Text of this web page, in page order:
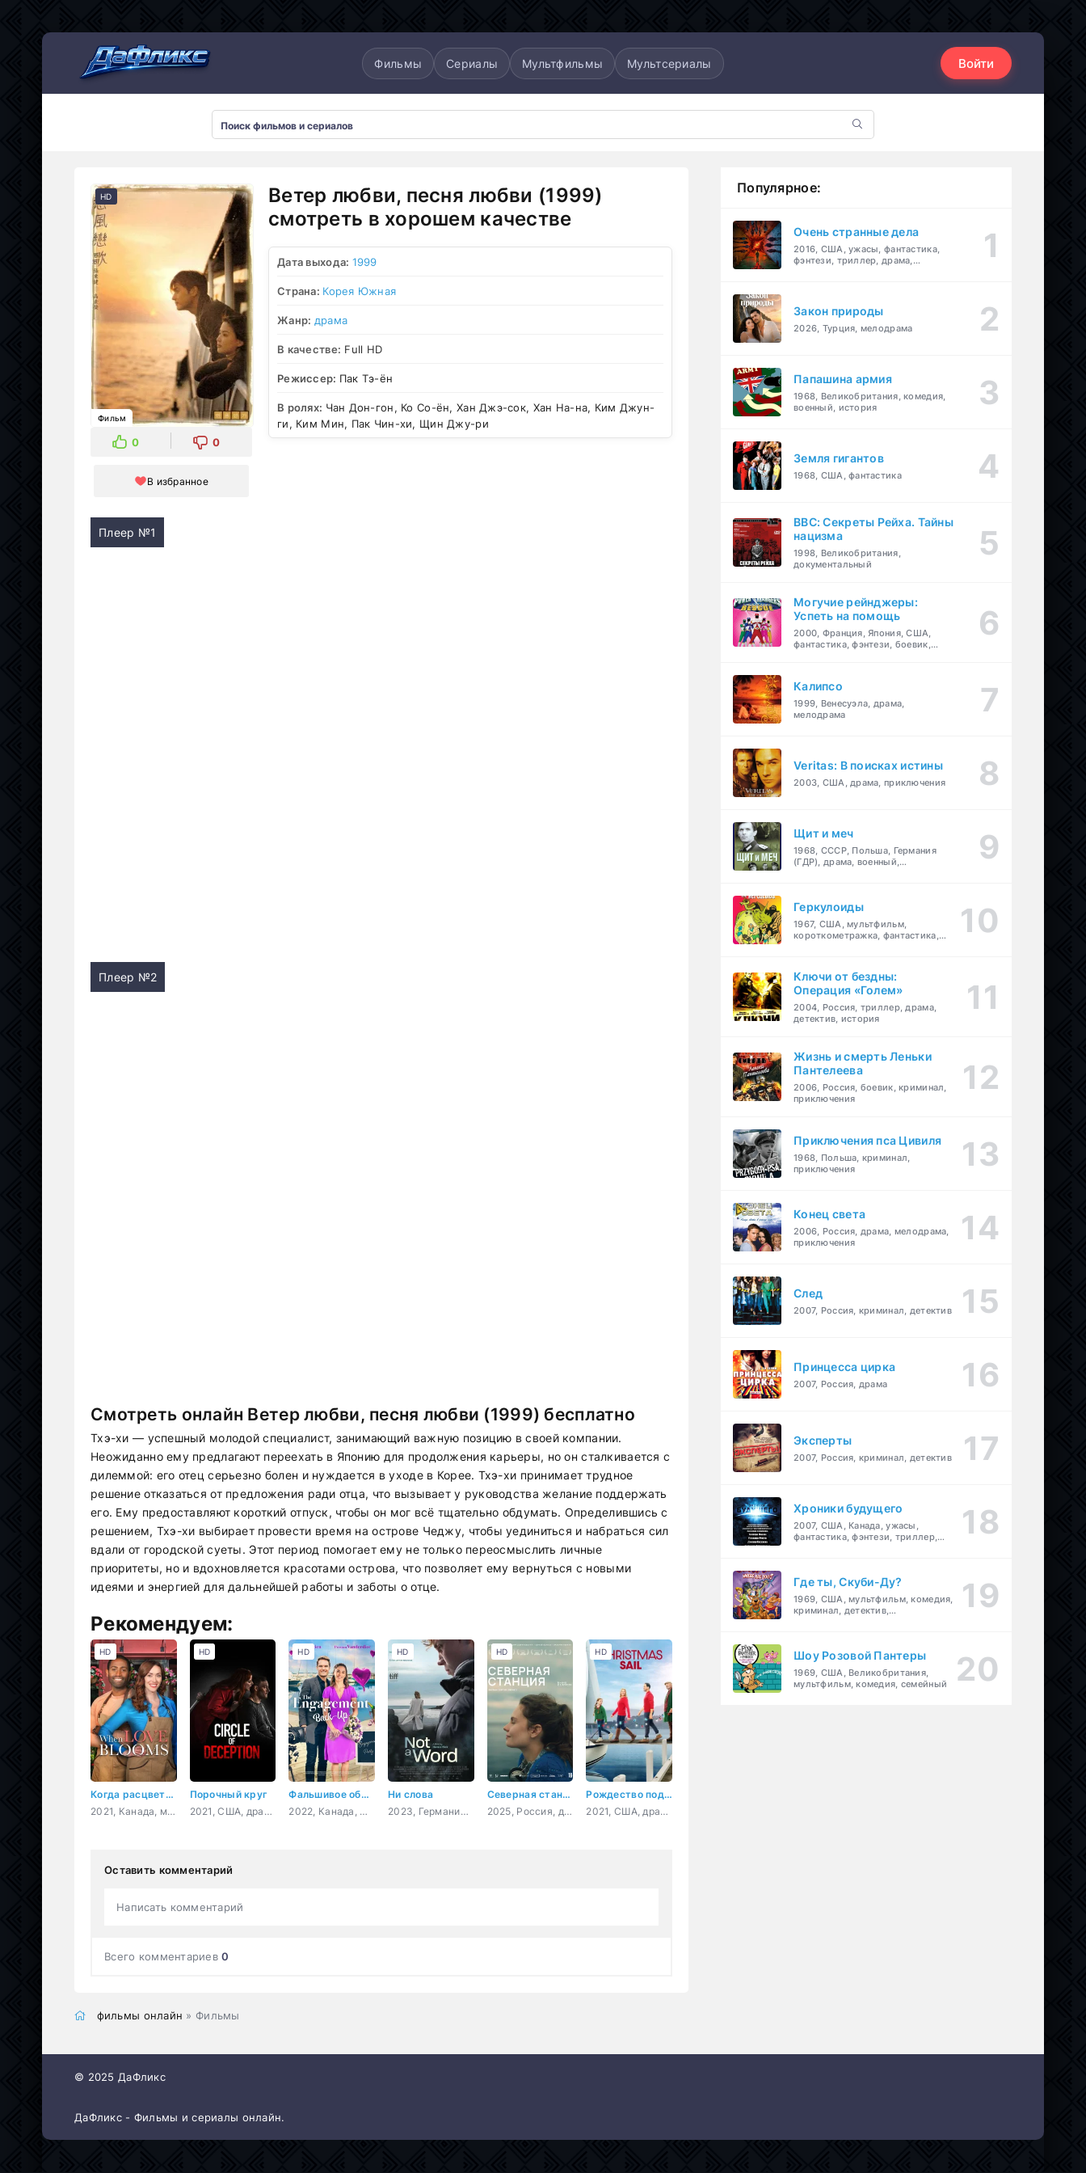
Фильмы Сериалы Мультфильмы Мультсериалы Войти
HD
Фильм
0 0
В избранное
Ветер любви, песня любви (1999)
смотреть в хорошем качестве
Дата выхода: 1999
Страна: Корея Южная
Жанр: драма
В качестве: Full HD
Режиссер: Пак Тэ-ён
В ролях: Чан Дон-гон, Ко Со-ён, Хан Джэ-сок, Хан На-на, Ким Джун-
ги, Ким Мин, Пак Чин-хи, Щин Джу-ри
Плеер №1
Плеер №2
Смотреть онлайн Ветер любви, песня любви (1999) бесплатно
Тхэ-хи — успешный молодой специалист, занимающий важную позицию в своей компании.
Неожиданно ему предлагают переехать в Японию для продолжения карьеры, но он сталкивается с
дилеммой: его отец серьезно болен и нуждается в уходе в Корее. Тхэ-хи принимает трудное
решение отказаться от предложения ради отца, что вызывает у руководства желание поддержать
его. Ему предоставляют короткий отпуск, чтобы он мог всё тщательно обдумать. Определившись с
решением, Тхэ-хи выбирает провести время на острове Чеджу, чтобы уединиться и набраться сил
вдали от городской суеты. Этот период помогает ему не только переосмыслить личные
приоритеты, но и вдохновляется красотами острова, что позволяет ему вернуться с новыми
идеями и энергией для дальнейшей работы и заботы о отце.
Рекомендуем:
Когда расцветает любовь
2021, Канада, мелодрама, комедия
HD
Порочный круг
2021, США, драма, криминал
HD
Фальшивое обручение
2022, Канада, мелодрама, комедия
HD
Ни слова
2023, Германия, Словения, Франция, драма
HD
Северная станция
2025, Россия, драма
HD
Рождество под парусом
2021, США, драма, мелодрама
HD
Оставить комментарий
Написать комментарий
Всего комментариев0
фильмы онлайн » Фильмы
Популярное:
Очень странные дела
2016, США, ужасы, фантастика,
фэнтези, триллер, драма,
Закон природы
2026, Турция, мелодрама
Папашина армия
1968, Великобритания, комедия,
военный, история
Земля гигантов
1968, США, фантастика
BBC: Секреты Рейха. Тайны
нацизма
1998, Великобритания,
документальный
Могучие рейнджеры:
Успеть на помощь
2000, Франция, Япония, США,
фантастика, фэнтези, боевик,
Калипсо
1999, Венесуэла, драма,
мелодрама
Veritas: В поисках истины
2003, США, драма, приключения
Щит и меч
1968, СССР, Польша, Германия
(ГДР), драма, военный,
Геркулоиды
1967, США, мультфильм,
короткометражка, фантастика,
Ключи от бездны:
Операция «Голем»
2004, Россия, триллер, драма,
детектив, история
Жизнь и смерть Леньки
Пантелеева
2006, Россия, боевик, криминал,
приключения
Приключения пса Цивиля
1968, Польша, криминал,
приключения
Конец света
2006, Россия, драма, мелодрама,
приключения
След
2007, Россия, криминал, детектив
Принцесса цирка
2007, Россия, драма
Эксперты
2007, Россия, криминал, детектив
Хроники будущего
2007, США, Канада, ужасы,
фантастика, фэнтези, триллер,
Где ты, Скуби-Ду?
1969, США, мультфильм, комедия,
криминал, детектив,
Шоу Розовой Пантеры
1969, США, Великобритания,
мультфильм, комедия, семейный
© 2025 ДаФликс
ДаФликс - Фильмы и сериалы онлайн.
Мультсериалы